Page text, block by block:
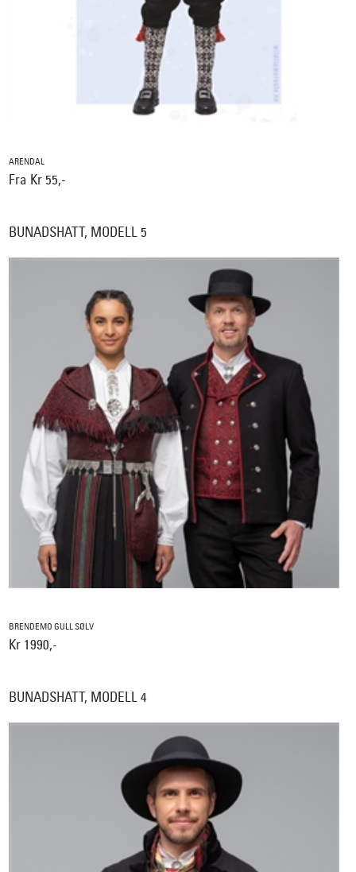
ARENDAL
Fra Kr 55,-
BUNADSHATT, MODELL 5
BRENDEMO GULL SØLV
Kr 1990,-
BUNADSHATT, MODELL 4